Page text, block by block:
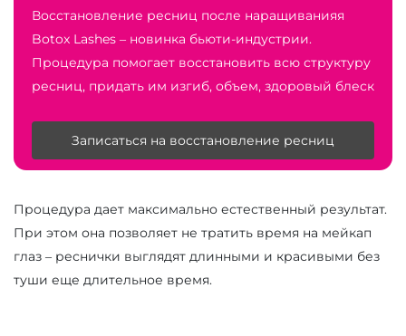
Восстановление ресниц после наращиванияя
Botox Lashes – новинка бьюти-индустрии.
Процедура помогает восстановить всю структуру
ресниц, придать им изгиб, объем, здоровый блеск
Записаться на восстановление ресниц
Процедура дает максимально естественный результат.
При этом она позволяет не тратить время на мейкап
глаз – реснички выглядят длинными и красивыми без
туши еще длительное время.